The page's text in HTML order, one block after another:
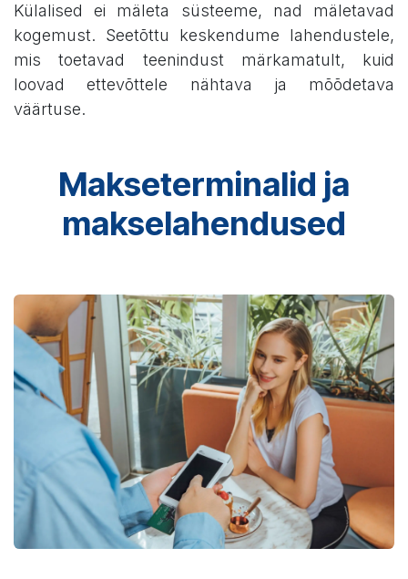
Külalised ei mäleta süsteeme, nad mäletavad
kogemust. Seetõttu keskendume lahendustele,
mis toetavad teenindust märkamatult, kuid
loovad ettevõttele nähtava ja mõõdetava
väärtuse.
Makseterminalid ja
makselahendused